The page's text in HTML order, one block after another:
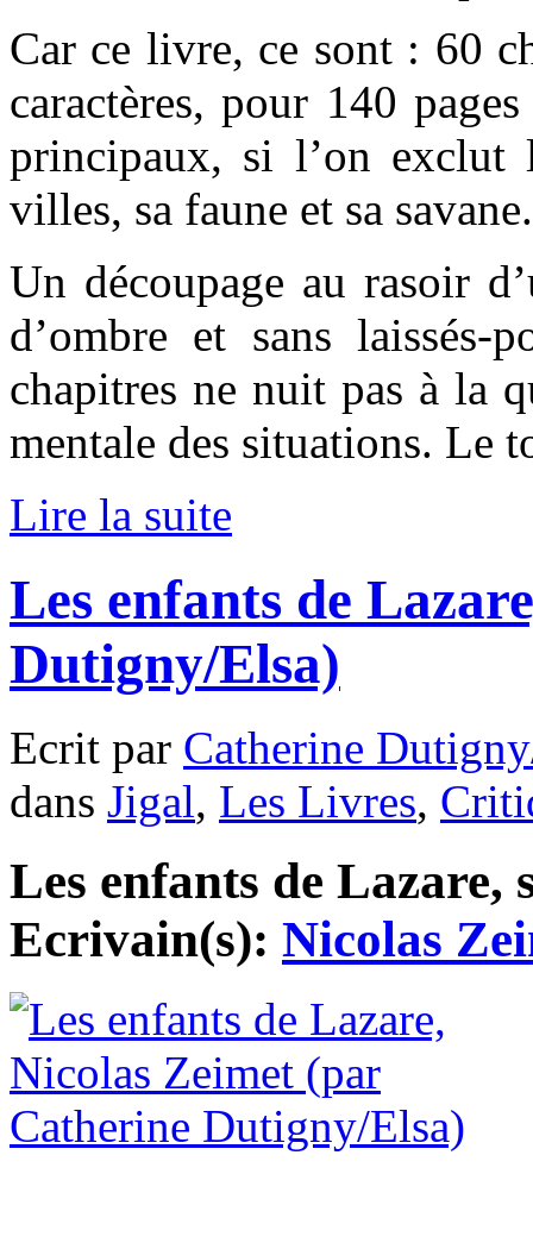
Car ce livre, ce sont : 60
caractères, pour 140
principaux, si l’on exclut
villes, sa faune et sa savane.
Un découpage au rasoir
d’ombre et sans laissés-
chapitres ne nuit pas à la
mentale des situations. Le
Lire la suite
Les enfants de
Dutigny/Elsa)
Ecrit par Catherine
dans Jigal, Les Livres,
Les enfants de Lazare,
Ecrivain(s): Nicolas